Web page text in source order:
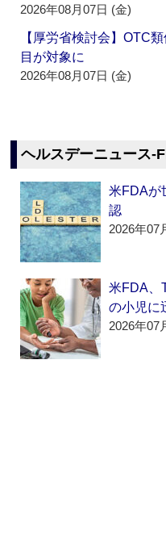
2026年08月07日 (金)
【厚労省検討会】OTC
目が対象に
2026年08月07日 (金)
ヘルスデーニュース
米FDAが
認
2026年07
米FDA、
の小児に
2026年07